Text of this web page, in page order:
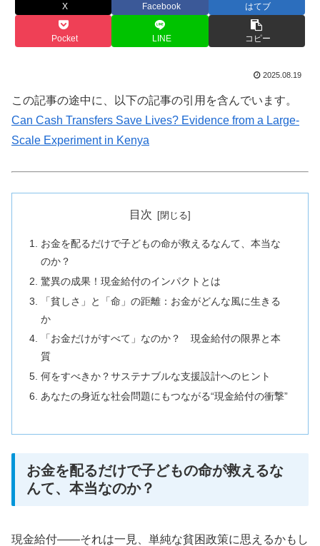
X Facebook はてブ
Pocket LINE コピー
2025.08.19
この記事の途中に、以下の記事の引用を含んでいます。
Can Cash Transfers Save Lives? Evidence from a Large-
Scale Experiment in Kenya
目次
お金を配るだけで子どもの命が救えるなんて、本当な
のか？
驚異の成果！現金給付のインパクトとは
「貧しさ」と「命」の距離：お金がどんな風に生きる
か
「お金だけがすべて」なのか？ 現金給付の限界と本
質
何をすべきか？サステナブルな支援設計へのヒント
あなたの身近な社会問題にもつながる“現金給付の衝撃”
お金を配るだけで子どもの命が救えるな
んて、本当なのか？
現金給付――それは一見、単純な貧困政策に思えるかもし